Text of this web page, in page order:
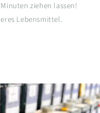
ziehen lassen!
Lebensmittel.